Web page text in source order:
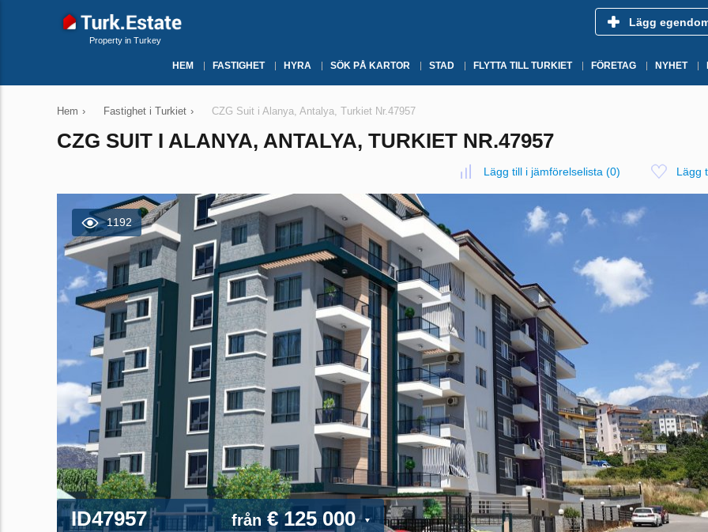
Property in Turkey
Lägg
HEM FASTIGHET HYRA SÖK PÅ KARTOR STAD FLYTTA TILL TURKIET FÖRETAG NYHET
Hem › Fastighet i Turkiet › CZG Suit i Alanya, Antalya, Turkiet Nr.47957
CZG SUIT I ALANYA, ANTALYA, TURKIET NR.47957
Lägg till i jämförelselista (0) Lägg
1192
ID47957 från€ 125 000